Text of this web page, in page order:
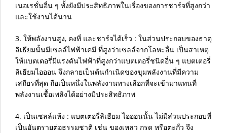
เนอเรชั่นอื่น ๆ ทั้งยังมีประสิทธิภาพในเรื่องของการชาร์จที่สูงกว่า
และใช้งานได้นาน
3. ให้พลังงานสูง, คงที่ และชาร์จได้เร็ว : ในส่วนประกอบของธาตุ
ลิเธียมนั้นมีเซลล์ไฟฟ้าเคมี ที่สูงว่าเซลล์จากโลหะอื่น เป็นสาเหตุ
ให้แบตเตอรี่มีแรงดันไฟฟ้าที่สูงกว่าแบตเตอรี่ชนิดอื่น ๆ แบตเตอรี่
ลิเธียมไอออน จึงกลายเป็นต้นกำเนิดของขุมพลังงานที่มีความ
เสถียรที่สุด ถือเป็นหนึ่งในพลังงานทางเลือกที่จะเข้ามาแทนที่
พลังงานเชื้อเพลิงได้อย่างมีประสิทธิภาพ
4. เป็นเซลล์แห้ง : แบตเตอรี่ลิเธียม ไอออนนั้น ไม่มีส่วนประกอบที่
เป็นอันตรายต่อธรรมชาติ เช่น ของเหลว กรด หรือตะกั่ว จึง